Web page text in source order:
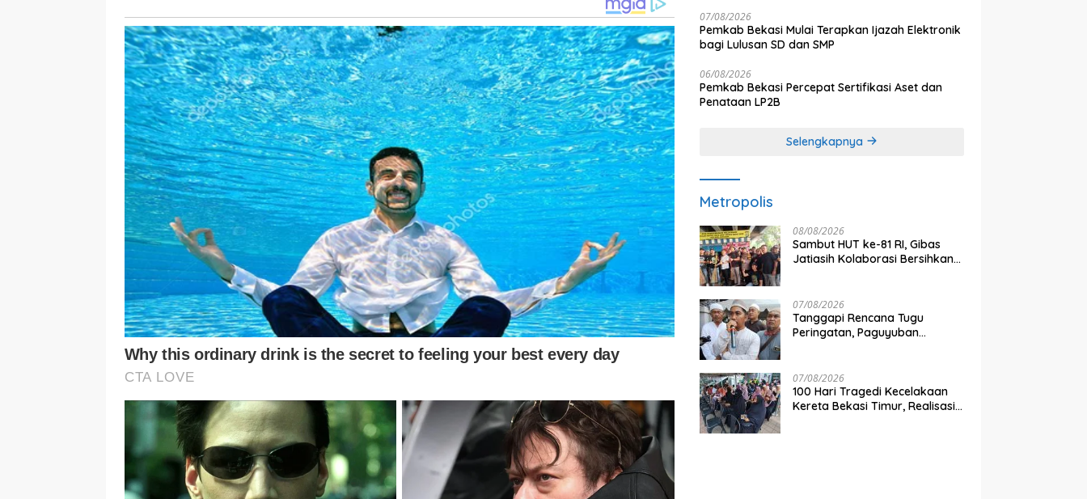
07/08/2026
Pemkab Bekasi Mulai Terapkan Ijazah Elektronik
bagi Lulusan SD dan SMP
06/08/2026
Pemkab Bekasi Percepat Sertifikasi Aset dan
Penataan LP2B
Selengkapnya
Metropolis
08/08/2026
Sambut HUT ke-81 RI, Gibas
Jatiasih Kolaborasi Bersihkan
07/08/2026
Tanggapi Rencana Tugu
Peringatan, Paguyuban
Perbaikan Sistem Keselamatan
Lebih Dulu
07/08/2026
100 Hari Tragedi Kecelakaan
Kereta Bekasi Timur, Realisasi